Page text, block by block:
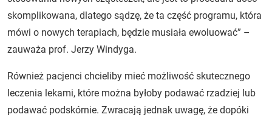
skomplikowana, dlatego sądzę, że ta część programu, która
mówi o nowych terapiach, będzie musiała ewoluować” –
zauważa prof. Jerzy Windyga.
Również pacjenci chcieliby mieć możliwość skutecznego
leczenia lekami, które można byłoby podawać rzadziej lub
podawać podskórnie. Zwracają jednak uwagę, że dopóki